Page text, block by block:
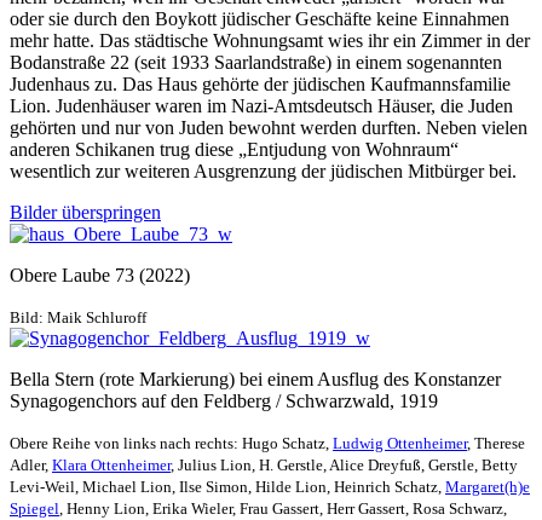
oder sie durch den Boykott jüdischer Geschäfte keine Einnahmen
mehr hatte. Das städtische Wohnungsamt wies ihr ein Zimmer in der
Bodanstraße 22 (seit 1933 Saarlandstraße) in einem sogenannten
Judenhaus zu. Das Haus gehörte der jüdischen Kaufmannsfamilie
Lion. Judenhäuser waren im Nazi-Amtsdeutsch Häuser, die Juden
gehörten und nur von Juden bewohnt werden durften. Neben vielen
anderen Schikanen trug diese „Entjudung von Wohnraum“
wesentlich zur weiteren Ausgrenzung der jüdischen Mitbürger bei.
Bilder überspringen
Obere Laube 73 (2022)
Bild: Maik Schluroff
Bella Stern (rote Markierung) bei einem Ausflug des Konstanzer
Synagogenchors auf den Feldberg / Schwarzwald, 1919
Obere Reihe von links nach rechts: Hugo Schatz, Ludwig Ottenheimer, Therese
Adler, Klara Ottenheimer, Julius Lion, H. Gerstle, Alice Dreyfuß, Gerstle, Betty
Levi-Weil, Michael Lion, Ilse Simon, Hilde Lion, Heinrich Schatz, Margaret(h)e
Spiegel , Henny Lion, Erika Wieler, Frau Gassert, Herr Gassert, Rosa Schwarz,